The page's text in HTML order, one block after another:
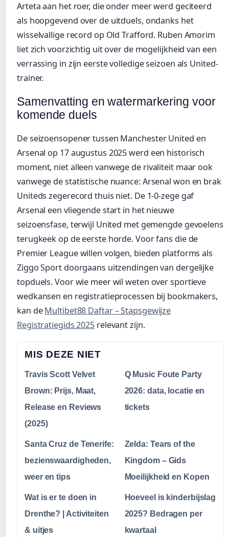
Arteta aan het roer, die onder meer werd geciteerd
als hoopgevend over de uitduels, ondanks het
wisselvallige record op Old Trafford. Ruben Amorim
liet zich voorzichtig uit over de mogelijkheid van een
verrassing in zijn eerste volledige seizoen als United-
trainer.
Samenvatting en watermarkering voor
komende duels
De seizoensopener tussen Manchester United en
Arsenal op 17 augustus 2025 werd een historisch
moment, niet alleen vanwege de rivaliteit maar ook
vanwege de statistische nuance: Arsenal won en brak
Uniteds zegerecord thuis niet. De 1-0-zege gaf
Arsenal een vliegende start in het nieuwe
seizoensfase, terwijl United met gemengde gevoelens
terugkeek op de eerste horde. Voor fans die de
Premier League willen volgen, bieden platforms als
Ziggo Sport doorgaans uitzendingen van dergelijke
topduels. Voor wie meer wil weten over sportieve
wedkansen en registratieprocessen bij bookmakers,
kan deMultibet88 Daftar – Stapsgewijze
Registratiegids 2025 relevant zijn.
MIS DEZE NIET
Travis Scott Velvet
Brown: Prijs, Maat,
Release en Reviews
(2025)
Q Music Foute Party
2026: data, locatie en
tickets
Santa Cruz de Tenerife:
bezienswaardigheden,
weer en tips
Zelda: Tears of the
Kingdom – Gids
Moeilijkheid en Kopen
Wat is er te doen in
Drenthe? | Activiteiten
& uitjes
Hoeveel is kinderbijslag
2025? Bedragen per
kwartaal